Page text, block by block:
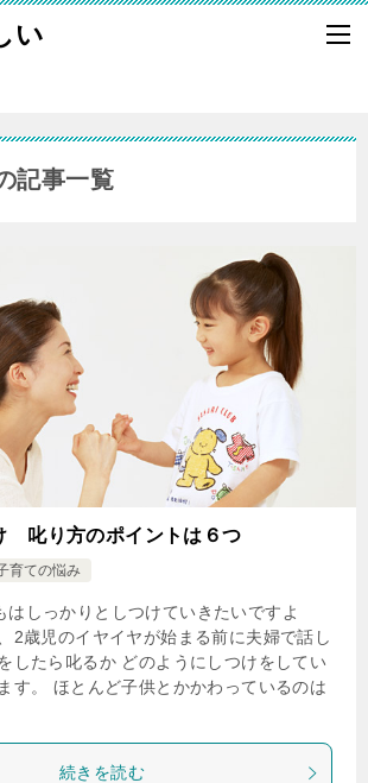
い
記事一覧
叱り方のポイントは６つ
育ての悩み
はしっかりとしつけていきたいですよ
2歳児のイヤイヤが始まる前に夫婦で話し
したら叱るか どのようにしつけをしてい
す。 ほとんど子供とかかわっているのは
続きを読む